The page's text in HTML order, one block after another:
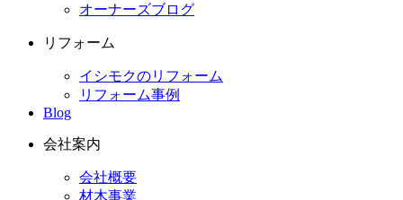
オーナーズブログ
リフォーム
イシモクのリフォーム
リフォーム事例
Blog
会社案内
会社概要
材木事業